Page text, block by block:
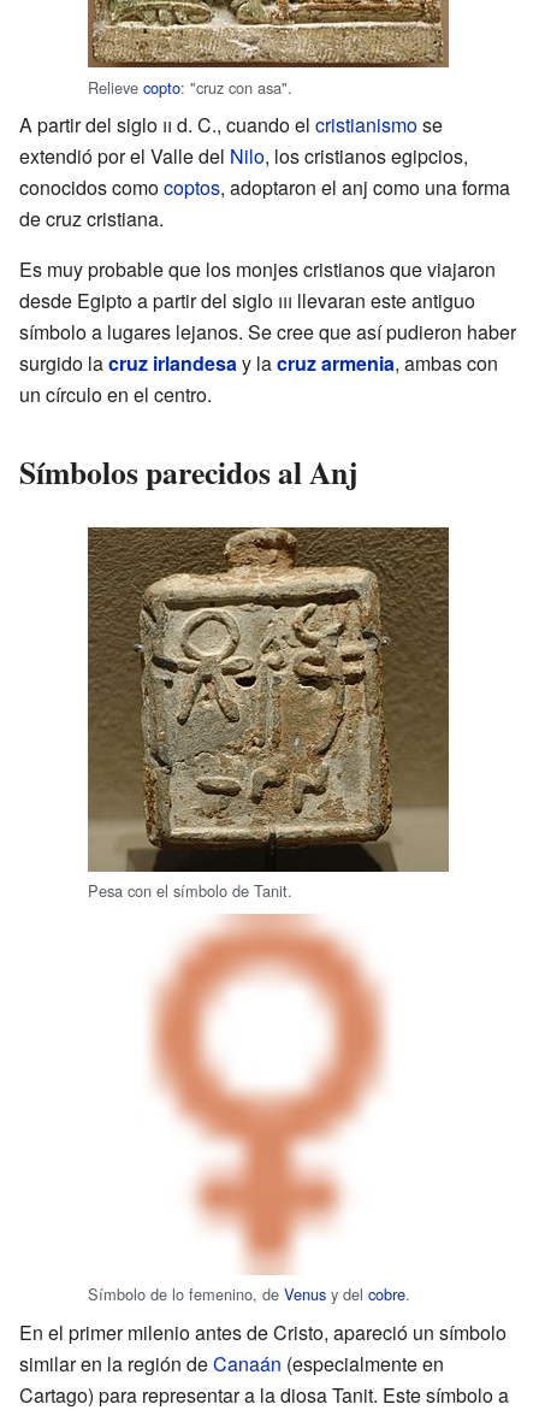
Relieve copto: "cruz con asa".
A partir del siglo ii d. C., cuando el cristianismose
extendió por el Valle del Nilo, los cristianos egipcios,
conocidos comocoptos, adoptaron el anj como una forma
de cruz cristiana.
Es muy probable que los monjes cristianos que viajaron
desde Egipto a partir del siglo iii llevaran este antiguo
símbolo a lugares lejanos. Se cree que así pudieron haber
surgido lacruz irlandesay lacruz armenia, ambas con
un círculo en el centro.
Símbolos parecidos al Anj
Pesa con el símbolo de Tanit.
Símbolo de lo femenino, de Venus y del cobre.
En el primer milenio antes de Cristo, apareció un símbolo
similar en la región deCanaán (especialmente en
Cartago) para representar a la diosa Tanit. Este símbolo a